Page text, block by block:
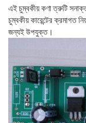
এই চুম্বকীয় কণা ত্রুটি
চুম্বকীয় কারেন্টের ক্রমাগত
জন্যই উপযুক্ত।